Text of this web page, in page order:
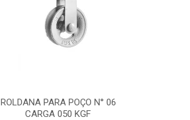
ROLDANA PARA POÇO N° 06
CARGA 050 KGF